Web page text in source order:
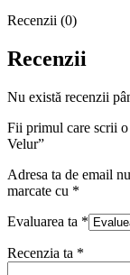
Recenzii (0)
Recenzii
Nu există recenzii
Fii primul care scrii o
Velur”
Adresa ta de email
marcate cu *
Evaluarea ta *
Recenzia ta *